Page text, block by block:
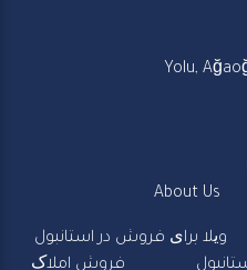
Yolu,
About Us
ویلا برای فروش در استانبول
فروش املاک